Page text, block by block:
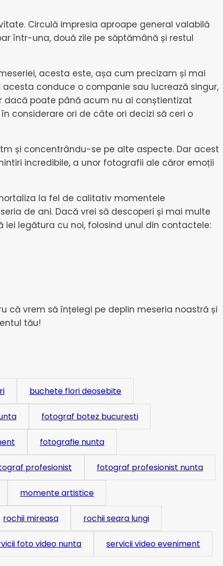
Circulă impresia aproape general valabilă
într-una, două zile pe săptămână și restul
acesta este, așa cum precizam și mai
conduce o companie sau lucrează singur,
poate până acum nu ai conștientizat
considerare ori de câte ori decizi să ceri o
și concentrându-se pe alte aspecte. Dar acest
incredibile, a unor fotografii ale căror emoții
la fel de calitativ momentele
de ani. Dacă vrei să descoperi și mai multe
legătura cu noi, folosind unul din contactele:
că vrem să înțelegi pe deplin meseria noastră și
tău!
buchete flori deosebite
fotograf botez bucuresti
fotografie nunta
profesionist fotograf profesionist nunta
momente artistice
rochii mireasa rochii seara lungi
foto video nunta servicii video eveniment